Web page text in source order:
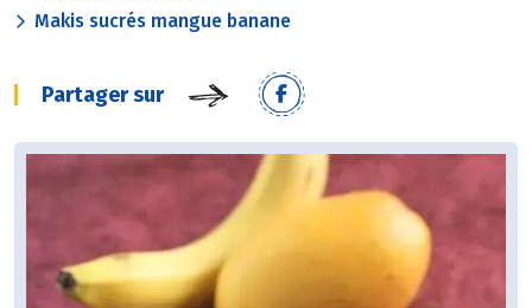
Makis sucrés mangue banane
Partager sur